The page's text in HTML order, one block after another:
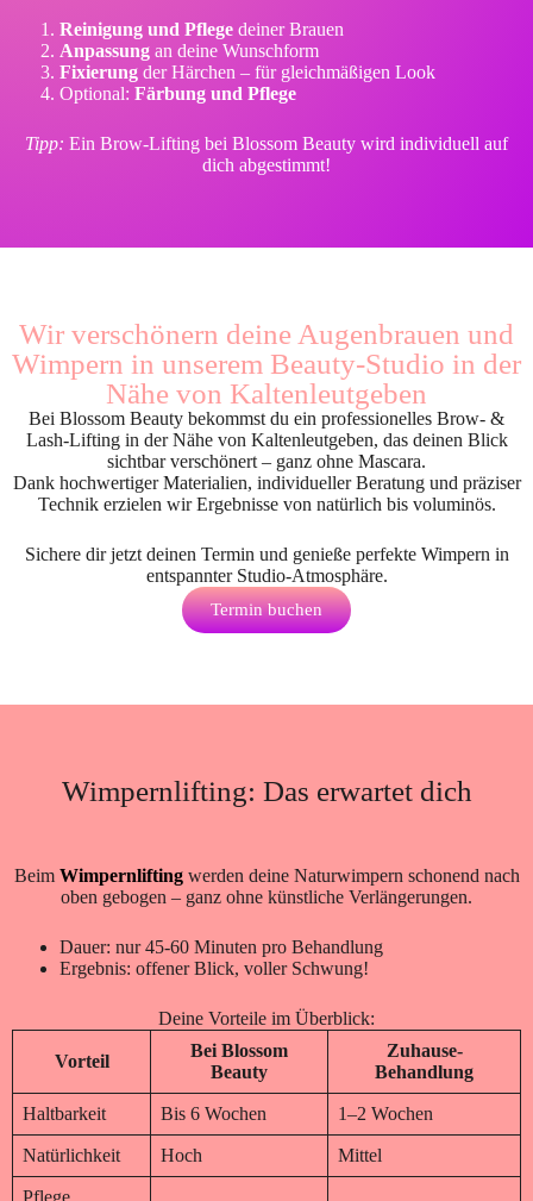
Reinigung und Pflege deiner Brauen
Anpassung an deine Wunschform
Fixierung der Härchen – für gleichmäßigen Look
Optional: Färbung und Pflege
Tipp: Ein Brow-Lifting bei Blossom Beauty wird individuell auf
dich abgestimmt!
Wir verschönern deine Augenbrauen und
Wimpern in unserem Beauty-Studio in der
Nähe von Kaltenleutgeben
Bei Blossom Beauty bekommst du ein professionelles Brow- &
Lash-Lifting in der Nähe von Kaltenleutgeben, das deinen Blick
sichtbar verschönert – ganz ohne Mascara.
Dank hochwertiger Materialien, individueller Beratung und präziser
Technik erzielen wir Ergebnisse von natürlich bis voluminös.
Sichere dir jetzt deinen Termin und genieße perfekte Wimpern in
entspannter Studio-Atmosphäre.
Termin buchen
Wimpernlifting: Das erwartet dich
Beim Wimpernliftingwerden deine Naturwimpern schonend nach
oben gebogen – ganz ohne künstliche Verlängerungen.
Dauer: nur 45-60 Minuten pro Behandlung
Ergebnis: offener Blick, voller Schwung!
Deine Vorteile im Überblick:
Vorteil
Bei Blossom
Beauty
Zuhause-
Behandlung
Haltbarkeit Bis 6 Wochen 1–2 Wochen
Natürlichkeit Hoch Mittel
Pflege